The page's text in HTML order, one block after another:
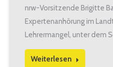
nrw-Vorsitzende Brigitte
Expertenanhörung im
Lehrermangel, unter dem
Weiterlesen